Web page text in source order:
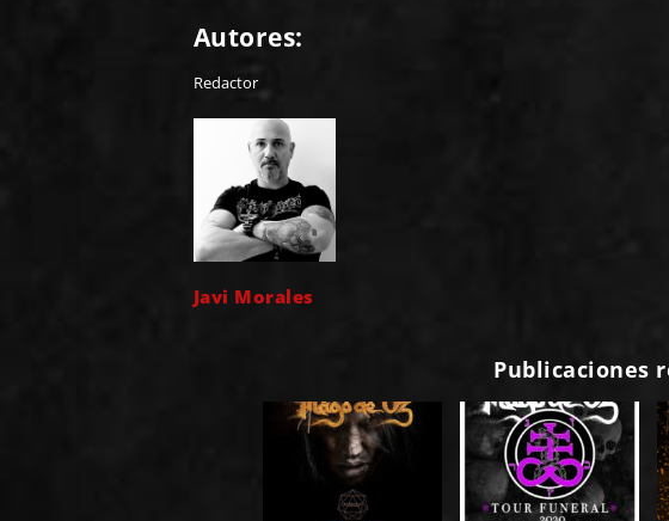
Autores:
Redactor
Javi Morales
Publicaciones